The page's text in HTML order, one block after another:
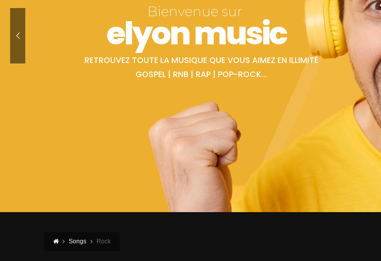
Bienvenue sur
elyon music
RETROUVEZ TOUTE LA MUSIQUE QUE VOUS AIMEZ EN ILLIMITÉ
GOSPEL | RNB | RAP | POP-ROCK...
Songs Rock